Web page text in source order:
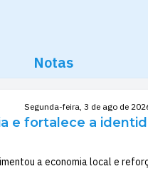
Notas
Segunda-feira, 3 de ago de
e fortalece a
a economia local e